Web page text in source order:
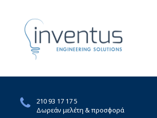
210 93 17 17 5
Δωρεάν μελέτη & προσφορά